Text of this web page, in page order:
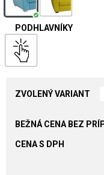
PODHLAVNÍKY
ZVOLENÝ VARIANT
CENA S DPH